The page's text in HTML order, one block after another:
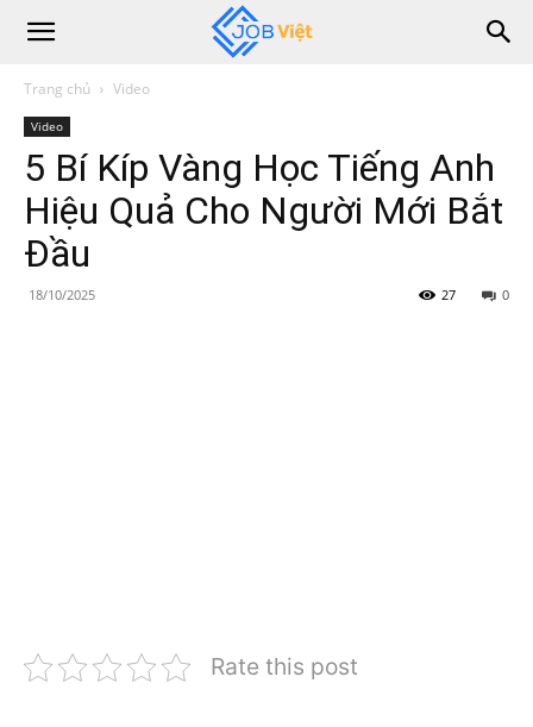
Trang chủ Video
Video
5 Bí Kíp Vàng Học Tiếng Anh
Hiệu Quả Cho Người Mới Bắt
Đầu
18/10/2025 0
27
Rate this post